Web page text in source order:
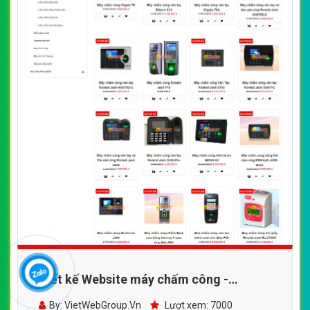
Thiết kế Website máy chấm công -
quangminh.vn - VietWebGroup.Vn
By: VietWebGroup.Vn Lượt xem: 7000